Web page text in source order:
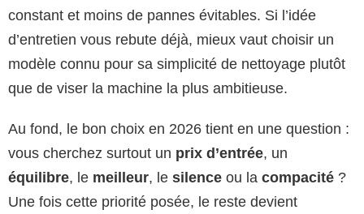
constant et moins de pannes évitables. Si l’idée
d’entretien vous rebute déjà, mieux vaut choisir un
modèle connu pour sa simplicité de nettoyage plutôt
que de viser la machine la plus ambitieuse.
Au fond, le bon choix en 2026 tient en une question :
vous cherchez surtout un prix d’entrée, un
équilibre, le meilleur, le silence ou la compacité ?
Une fois cette priorité posée, le reste devient